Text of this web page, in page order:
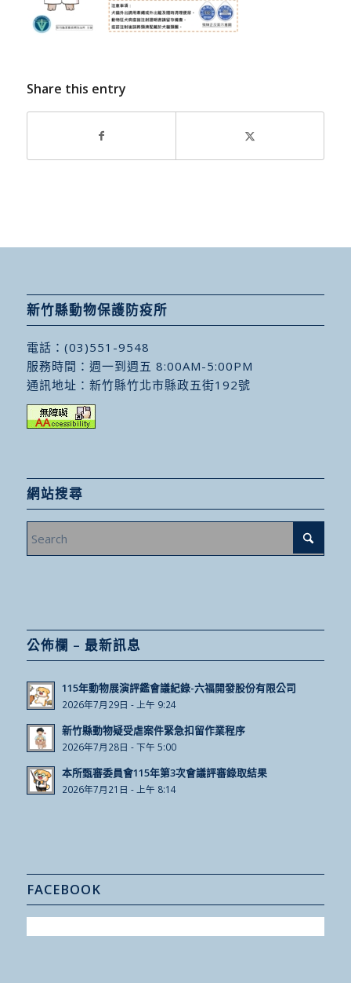
Share this entry
新竹縣動物保護防疫所
電話： (03)551-9548
服務時間：週一到週五 8:00AM-5:00PM
通訊地址： 新竹縣竹北市縣政五街192號
網站搜尋
公佈欄 – 最新訊息
115年動物展演評鑑會議紀錄-六福開發股份有限公司
2026年7月29日 - 上午 9:24
新竹縣動物疑受虐案件緊急扣留作業程序
2026年7月28日 - 下午 5:00
本所甄審委員會115年第3次會議評審錄取結果
2026年7月21日 - 上午 8:14
FACEBOOK